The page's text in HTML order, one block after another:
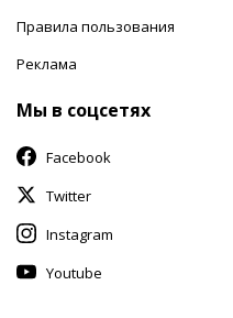
Правила пользования
Реклама
Мы в соцсетях
Facebook
Twitter
Instagram
Youtube